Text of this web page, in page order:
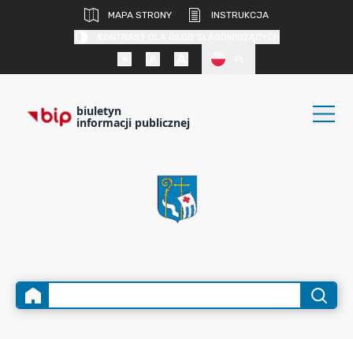
MAPA STRONY
INSTRUKCJA
biuletyn
informacji publicznej